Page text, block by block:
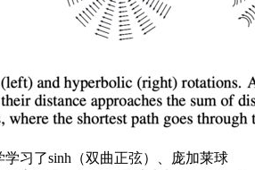
了sinh（双曲正弦）、庞加莱球